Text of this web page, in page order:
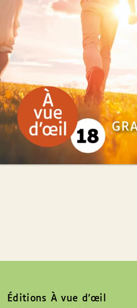
Éditions À vue d’œil